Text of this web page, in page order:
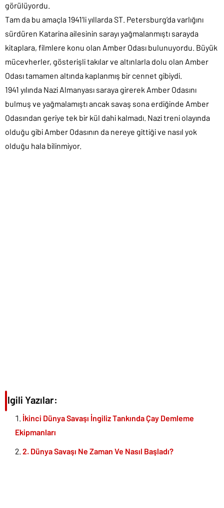
görülüyordu.
Tam da bu amaçla 1941’li yıllarda ST. Petersburg’da varlığını
sürdüren Katarina ailesinin sarayı yağmalanmıştı sarayda
kitaplara, filmlere konu olan Amber Odası bulunuyordu. Büyük
mücevherler, gösterişli takılar ve altınlarla dolu olan Amber
Odası tamamen altında kaplanmış bir cennet gibiydi.
1941 yılında Nazi Almanyası saraya girerek Amber Odasını
bulmuş ve yağmalamıştı ancak savaş sona erdiğinde Amber
Odasından geriye tek bir kül dahi kalmadı. Nazi treni olayında
olduğu gibi Amber Odasının da nereye gittiği ve nasıl yok
olduğu hala bilinmiyor.
İlgili Yazılar:
İkinci Dünya Savaşı İngiliz Tankında Çay Demleme
Ekipmanları
2. Dünya Savaşı Ne Zaman Ve Nasıl Başladı?